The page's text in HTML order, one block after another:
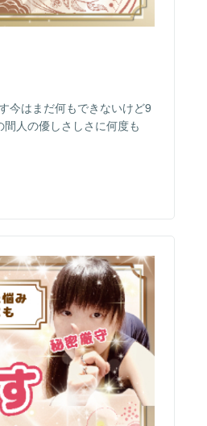
今はまだ何もできないけど9
人の優しさしさに何度も